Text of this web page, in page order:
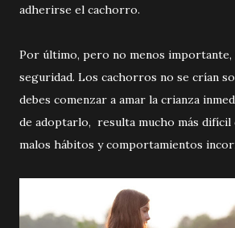
adherirse el cachorro.
Por último, pero no menos importante,
seguridad. Los cachorros no se crían
debes comenzar a amar la crianza
de adoptarlo, resulta mucho más difícil
malos hábitos y comportamientos